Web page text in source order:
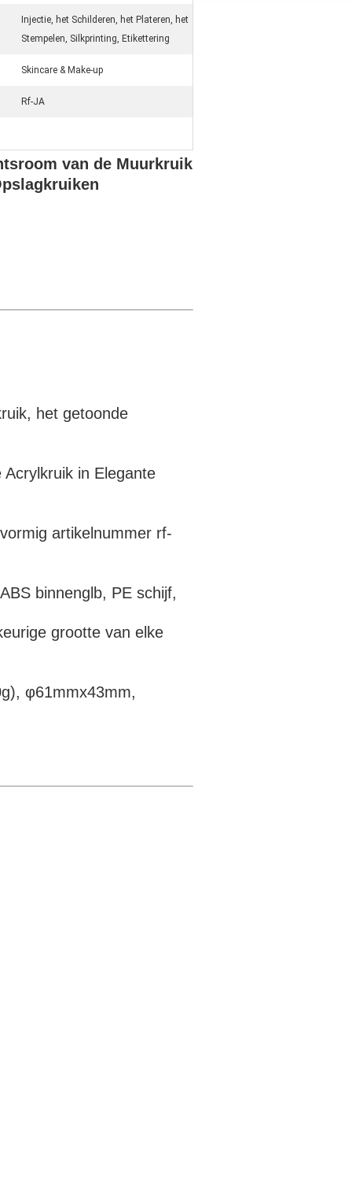
Injectie, het Schilderen, het Plateren, het
Stempelen, Silkprinting, Etikettering
Skincare & Make-up
Rf-JA
van de Muurkruik
het getoonde
in Elegante
artikelnummer rf-
binnenglb, PE schijf,
grootte van elke
φ61mmx43mm,